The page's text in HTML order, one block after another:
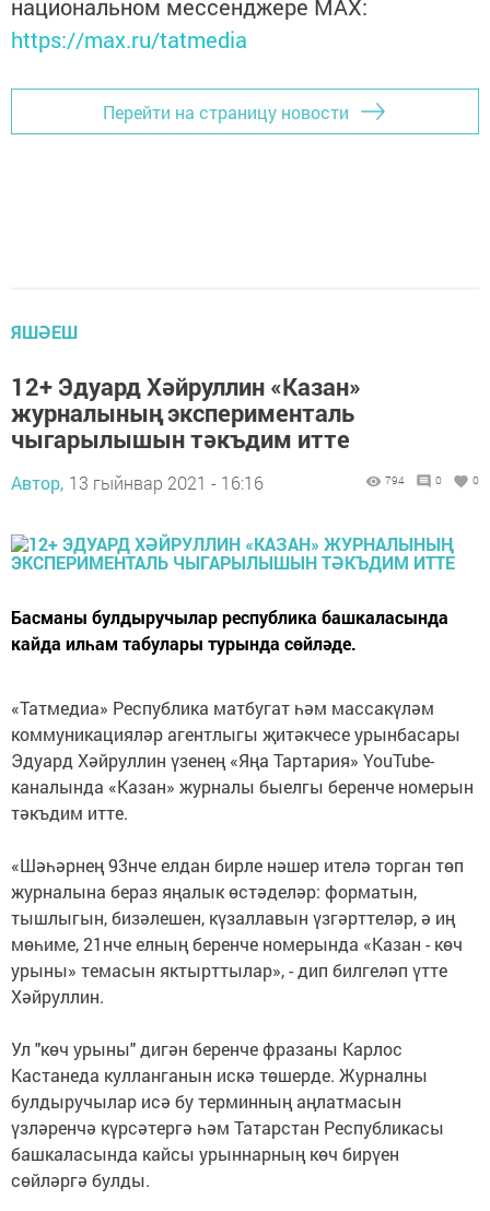
национальном мессенджере MАХ:
https://max.ru/tatmedia
Перейти на страницу новости
ЯШӘЕШ
12+ Эдуард Хәйруллин «Казан»
журналының эксперименталь
чыгарылышын тәкъдим итте
Автор, 13 гыйнвар 2021 - 16:16 794 0 0
Басманы булдыручылар республика башкаласында
кайда илһам табулары турында сөйләде.
«Татмедиа» Республика матбугат һәм массакүләм
коммуникацияләр агентлыгы җитәкчесе урынбасары
Эдуард Хәйруллин үзенең «Яңа Тартария» YouTube-
каналында «Казан» журналы быелгы беренче номерын
тәкъдим итте.
«Шәһәрнең 93нче елдан бирле нәшер ителә торган төп
журналына бераз яңалык өстәделәр: форматын,
тышлыгын, бизәлешен, күзаллавын үзгәрттеләр, ә иң
мөһиме, 21нче елның беренче номерында «Казан - көч
урыны» темасын яктырттылар», - дип билгеләп үтте
Хәйруллин.
Ул "көч урыны" дигән беренче фразаны Карлос
Кастанеда кулланганын искә төшерде. Журналны
булдыручылар исә бу терминның аңлатмасын
үзләренчә күрсәтергә һәм Татарстан Республикасы
башкаласында кайсы урыннарның көч бирүен
сөйләргә булды.